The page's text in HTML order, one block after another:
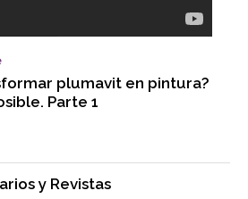
plumavit en pintura?
Parte 1
y Revistas